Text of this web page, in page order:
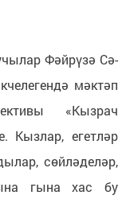
Фәйрүзә Сә-
мәктәп
«Кызрач
Кызлар, егетләр
сөйләделәр,
гына хас бу